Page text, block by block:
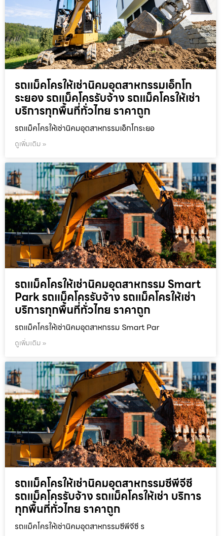
รถแม็คโครให้เช่านิคมอุตสาหกรรมเอ็กโก
ระยอง รถแม็คโครรับจ้าง รถแม็คโครให้เช่า
บริการทุกพื้นที่ทั่วไทย ราคาถูก
รถแม็คโครให้เช่านิคมอุตสาหกรรมเอ็กโกระยอ
ดูเพิ่มเติม »
รถแม็คโครให้เช่านิคมอุตสาหกรรม Smart
Park รถแม็คโครรับจ้าง รถแม็คโครให้เช่า
บริการทุกพื้นที่ทั่วไทย ราคาถูก
รถแม็คโครให้เช่านิคมอุตสาหกรรม Smart Par
ดูเพิ่มเติม »
รถแม็คโครให้เช่านิคมอุตสาหกรรมซีพีจีซี
รถแม็คโครรับจ้าง รถแม็คโครให้เช่า บริการ
ทุกพื้นที่ทั่วไทย ราคาถูก
รถแม็คโครให้เช่านิคมอุตสาหกรรมซีพีจีซี ร